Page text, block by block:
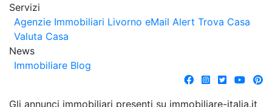
Servizi
Agenzie Immobiliari Livorno eMail Alert Trova Casa
Valuta Casa
News
Immobiliare Blog
Gli annunci immobiliari presenti su immobiliare-italia.it